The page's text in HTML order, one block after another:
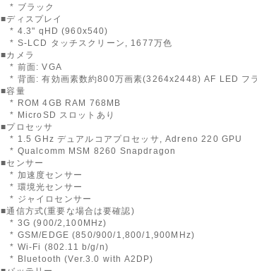
* ブラック
■ディスプレイ
* 4.3" qHD (960x540)
* S-LCD タッチスクリーン, 1677万色
■カメラ
* 前面: VGA
* 背面: 有効画素数約800万画素(3264x2448) AF LED フ
■容量
* ROM 4GB RAM 768MB
* MicroSD スロットあり
■プロセッサ
* 1.5 GHz デュアルコアプロセッサ, Adreno 220 GPU
* Qualcomm MSM 8260 Snapdragon
■センサー
* 加速度センサー
* 環境光センサー
* ジャイロセンサー
■通信方式(重要な場合は要確認)
* 3G (900/2,100MHz)
* GSM/EDGE (850/900/1,800/1,900MHz)
* Wi-Fi (802.11 b/g/n)
* Bluetooth (Ver.3.0 with A2DP)